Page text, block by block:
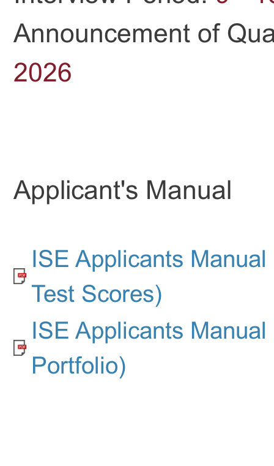
Announcement of
2026
Applicant's Manual
ISE Applicants
Test Scores)
ISE Applicants
Portfolio)